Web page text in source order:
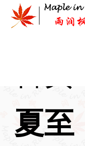
content
夏至